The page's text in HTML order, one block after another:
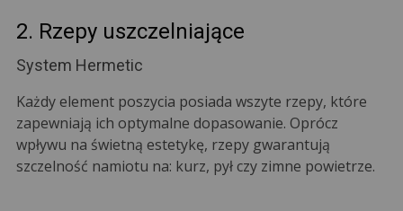
2. Rzepy uszczelniające
System Hermetic
Każdy element poszycia posiada wszyte rzepy, które
zapewniają ich optymalne dopasowanie. Oprócz
wpływu na świetną estetykę, rzepy gwarantują
szczelność namiotu na: kurz, pył czy zimne powietrze.